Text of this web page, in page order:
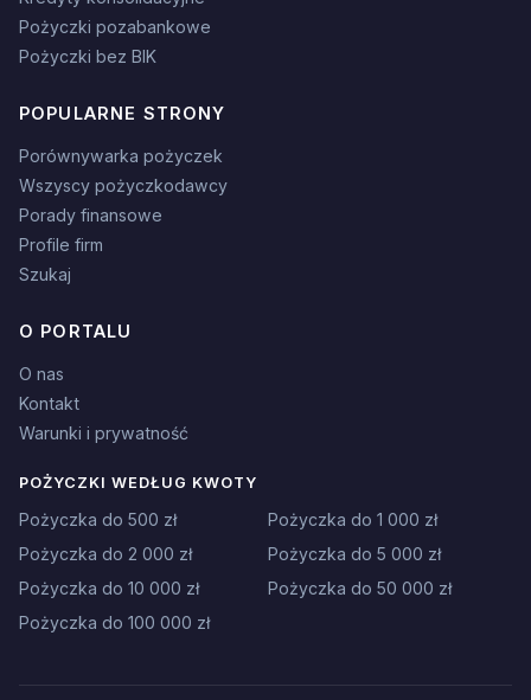
Pożyczki pozabankowe
Pożyczki bez BIK
POPULARNE STRONY
Porównywarka pożyczek
Wszyscy pożyczkodawcy
Porady finansowe
Profile firm
Szukaj
O PORTALU
O nas
Kontakt
Warunki i prywatność
POŻYCZKI WEDŁUG KWOTY
Pożyczka do 500 zł
Pożyczka do 1 000 zł
Pożyczka do 2 000 zł
Pożyczka do 5 000 zł
Pożyczka do 10 000 zł
Pożyczka do 50 000 zł
Pożyczka do 100 000 zł